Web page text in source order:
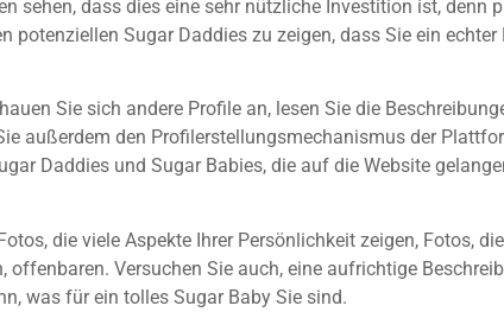
sehen, dass dies eine sehr nützliche Investition ist, denn
Sugar Daddies zu zeigen, dass Sie ein echter
Sie sich andere Profile an, lesen Sie die
außerdem den Profilerstellungsmechanismus der
Daddies und Sugar Babies, die auf die Website
die viele Aspekte Ihrer Persönlichkeit zeigen, Fotos,
offenbaren. Versuchen Sie auch, eine aufrichtige
was für ein tolles Sugar Baby Sie sind.